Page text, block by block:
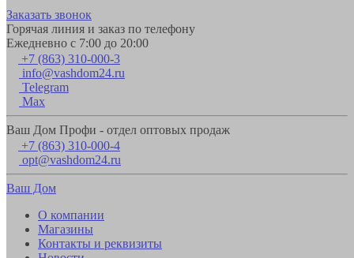
Заказать звонок
Горячая линия и заказ по телефону
Ежедневно с 7:00 до 20:00
+7 (863) 310-000-3
info@vashdom24.ru
Telegram
Max
Ваш Дом Профи - отдел оптовых продаж
+7 (863) 310-000-4
opt@vashdom24.ru
Ваш Дом
О компании
Магазины
Контакты и реквизиты